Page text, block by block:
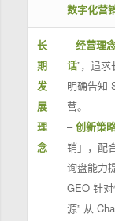
数字化营
长
期
发
展
理
念
–经营理
话”，追
明确告知
营。
–创新策
销」，配
询盘能力
GEO 针
源” 从